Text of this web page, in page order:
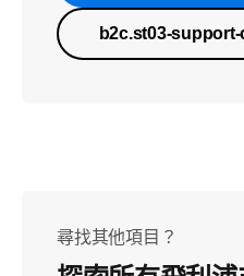
b2c.st03-
尋找其他項目？